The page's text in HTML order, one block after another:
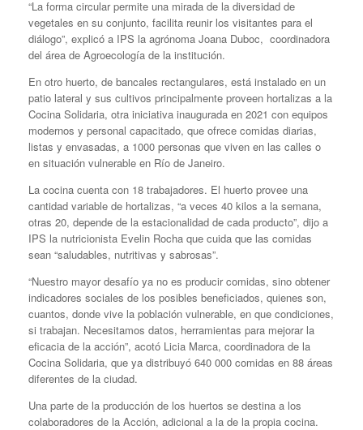
“La forma circular permite una mirada de la diversidad de
vegetales en su conjunto, facilita reunir los visitantes para el
diálogo”, explicó a IPS la agrónoma Joana Duboc, coordinadora
del área de Agroecología de la institución.
En otro huerto, de bancales rectangulares, está instalado en un
patio lateral y sus cultivos principalmente proveen hortalizas a la
Cocina Solidaria, otra iniciativa inaugurada en 2021 con equipos
modernos y personal capacitado, que ofrece comidas diarias,
listas y envasadas, a 1000 personas que viven en las calles o
en situación vulnerable en Río de Janeiro.
La cocina cuenta con 18 trabajadores. El huerto provee una
cantidad variable de hortalizas, “a veces 40 kilos a la semana,
otras 20, depende de la estacionalidad de cada producto”, dijo a
IPS la nutricionista Evelin Rocha que cuida que las comidas
sean “saludables, nutritivas y sabrosas”.
“Nuestro mayor desafío ya no es producir comidas, sino obtener
indicadores sociales de los posibles beneficiados, quienes son,
cuantos, donde vive la población vulnerable, en que condiciones,
si trabajan. Necesitamos datos, herramientas para mejorar la
eficacia de la acción”, acotó Licia Marca, coordinadora de la
Cocina Solidaria, que ya distribuyó 640 000 comidas en 88 áreas
diferentes de la ciudad.
Una parte de la producción de los huertos se destina a los
colaboradores de la Acción, adicional a la de la propia cocina.